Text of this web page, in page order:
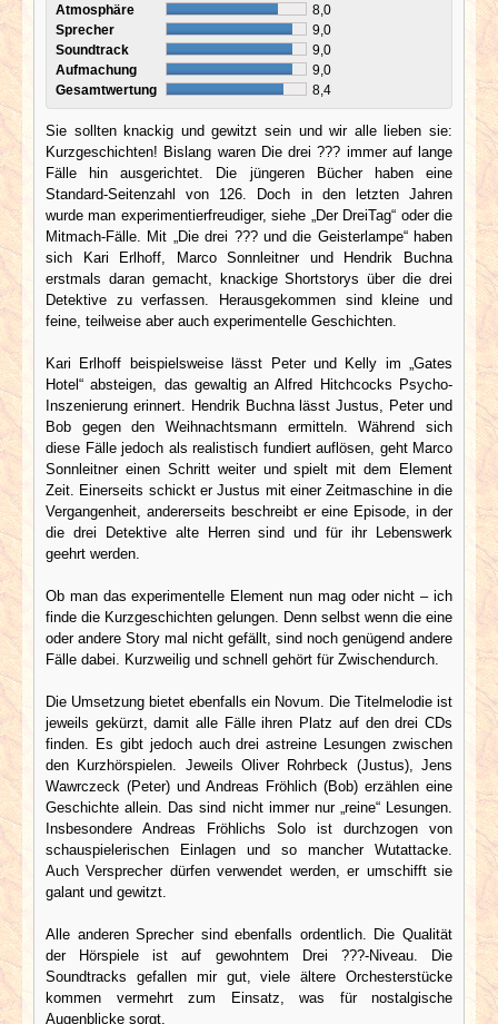
Atmosphäre
8,0
Sprecher
9,0
Soundtrack
9,0
Aufmachung
9,0
Gesamtwertung
8,4
Sie sollten knackig und gewitzt sein und wir alle lieben sie:
Kurzgeschichten! Bislang waren Die drei ??? immer auf lange
Fälle hin ausgerichtet. Die jüngeren Bücher haben eine
Standard-Seitenzahl von 126. Doch in den letzten Jahren
wurde man experimentierfreudiger, siehe „Der DreiTag“ oder die
Mitmach-Fälle. Mit „Die drei ??? und die Geisterlampe“ haben
sich Kari Erlhoff, Marco Sonnleitner und Hendrik Buchna
erstmals daran gemacht, knackige Shortstorys über die drei
Detektive zu verfassen. Herausgekommen sind kleine und
feine, teilweise aber auch experimentelle Geschichten.
Kari Erlhoff beispielsweise lässt Peter und Kelly im „Gates
Hotel“ absteigen, das gewaltig an Alfred Hitchcocks Psycho-
Inszenierung erinnert. Hendrik Buchna lässt Justus, Peter und
Bob gegen den Weihnachtsmann ermitteln. Während sich
diese Fälle jedoch als realistisch fundiert auflösen, geht Marco
Sonnleitner einen Schritt weiter und spielt mit dem Element
Zeit. Einerseits schickt er Justus mit einer Zeitmaschine in die
Vergangenheit, andererseits beschreibt er eine Episode, in der
die drei Detektive alte Herren sind und für ihr Lebenswerk
geehrt werden.
Ob man das experimentelle Element nun mag oder nicht – ich
finde die Kurzgeschichten gelungen. Denn selbst wenn die eine
oder andere Story mal nicht gefällt, sind noch genügend andere
Fälle dabei. Kurzweilig und schnell gehört für Zwischendurch.
Die Umsetzung bietet ebenfalls ein Novum. Die Titelmelodie ist
jeweils gekürzt, damit alle Fälle ihren Platz auf den drei CDs
finden. Es gibt jedoch auch drei astreine Lesungen zwischen
den Kurzhörspielen. Jeweils Oliver Rohrbeck (Justus), Jens
Wawrczeck (Peter) und Andreas Fröhlich (Bob) erzählen eine
Geschichte allein. Das sind nicht immer nur „reine“ Lesungen.
Insbesondere Andreas Fröhlichs Solo ist durchzogen von
schauspielerischen Einlagen und so mancher Wutattacke.
Auch Versprecher dürfen verwendet werden, er umschifft sie
galant und gewitzt.
Alle anderen Sprecher sind ebenfalls ordentlich. Die Qualität
der Hörspiele ist auf gewohntem Drei ???-Niveau. Die
Soundtracks gefallen mir gut, viele ältere Orchesterstücke
kommen vermehrt zum Einsatz, was für nostalgische
Augenblicke sorgt.